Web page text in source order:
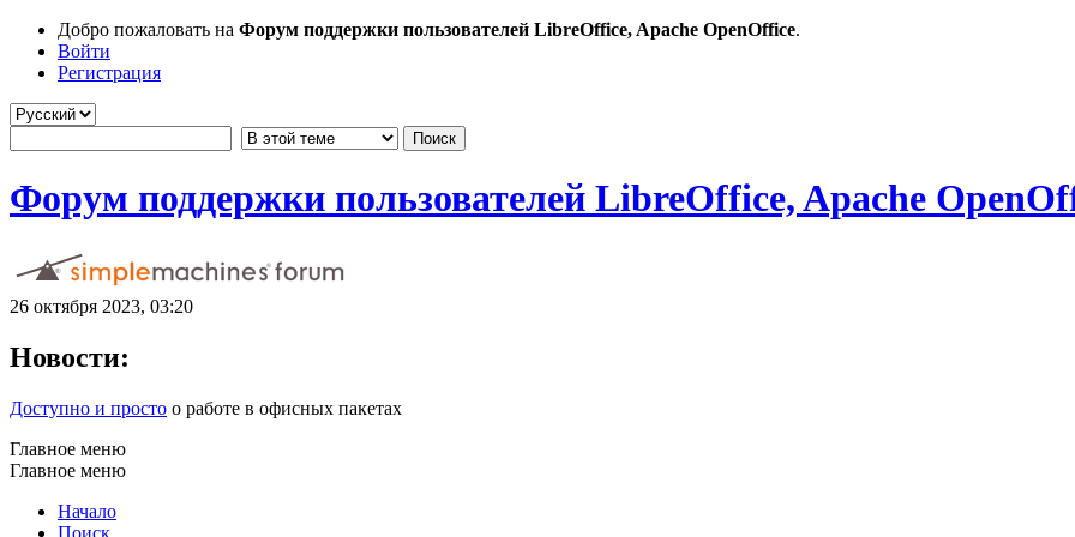
Добро пожаловать на Форум поддержки пользователей LibreOffice, Apache OpenOffice.
Войти
Регистрация
Форум поддержки пользователей LibreOffice, Apache
26 октября 2023, 03:20
Новости:
Доступно и просто о работе в офисных пакетах
Главное меню
Главное меню
Начало
Поиск